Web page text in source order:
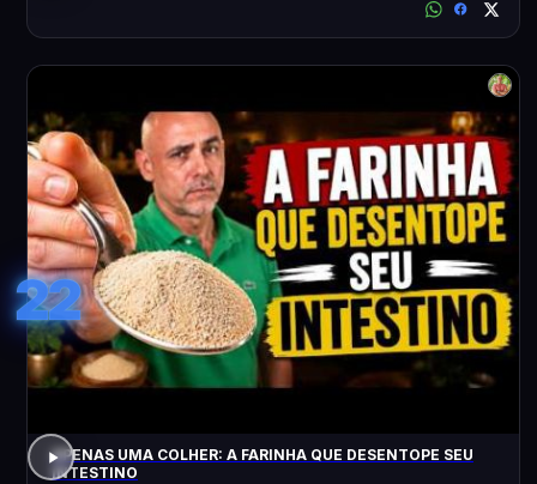
22
APENAS UMA COLHER: A FARINHA QUE DESENTOPE SEU
INTESTINO